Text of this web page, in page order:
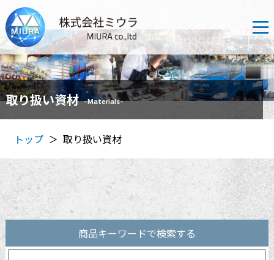
取り扱い資材 -Materials-
トップ ＞ 取り扱い資材
商品キーワードで検索する